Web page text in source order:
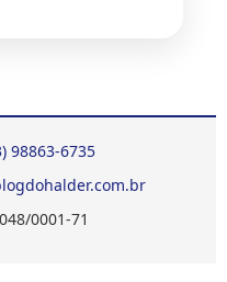
98863-6735
0001-71